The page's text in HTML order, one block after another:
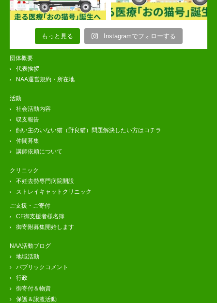
もっと見る Instagramでフォローする
団体概要
代表挨拶
NAA運営規約・所在地
活動
社会活動内容
収支報告
飼い主のいない猫（野良猫）問題解決したい方はコチラ
仲間募集
講師依頼について
クリニック
不妊去勢専門病院開設
ストレイキャットクリニック
ご支援・ご寄付
CF御支援者様名簿
御寄附募集開始します
NAA活動ブログ
地域活動
パブリックコメント
行政
御寄付＆物資
保護＆譲渡活動